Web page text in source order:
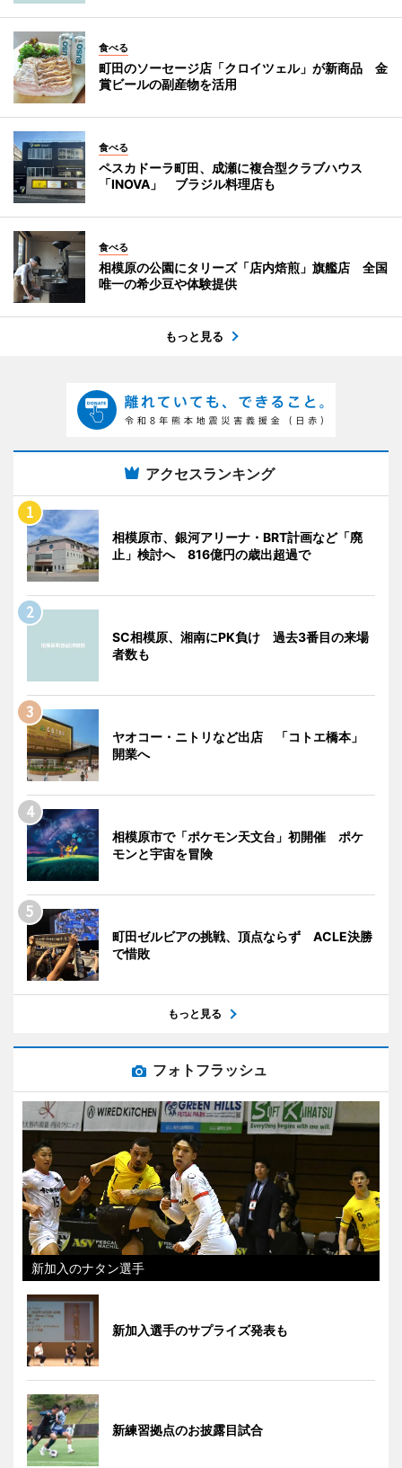
食べる
町田のソーセージ店「クロイツェル」が新商品 金
賞ビールの副産物を活用
食べる
ペスカドーラ町田、成瀬に複合型クラブハウス
「INOVA」 ブラジル料理店も
食べる
相模原の公園にタリーズ「店内焙煎」旗艦店 全国
唯一の希少豆や体験提供
もっと見る
アクセスランキング
相模原市、銀河アリーナ・BRT計画など「廃
止」検討へ 816億円の歳出超過で
SC相模原、湘南にPK負け 過去3番目の来場
者数も
ヤオコー・ニトリなど出店 「コトエ橋本」
開業へ
相模原市で「ポケモン天文台」初開催 ポケ
モンと宇宙を冒険
町田ゼルビアの挑戦、頂点ならず ACLE決勝
で惜敗
もっと見る
フォトフラッシュ
新加入のナタン選手
新加入選手のサプライズ発表も
新練習拠点のお披露目試合